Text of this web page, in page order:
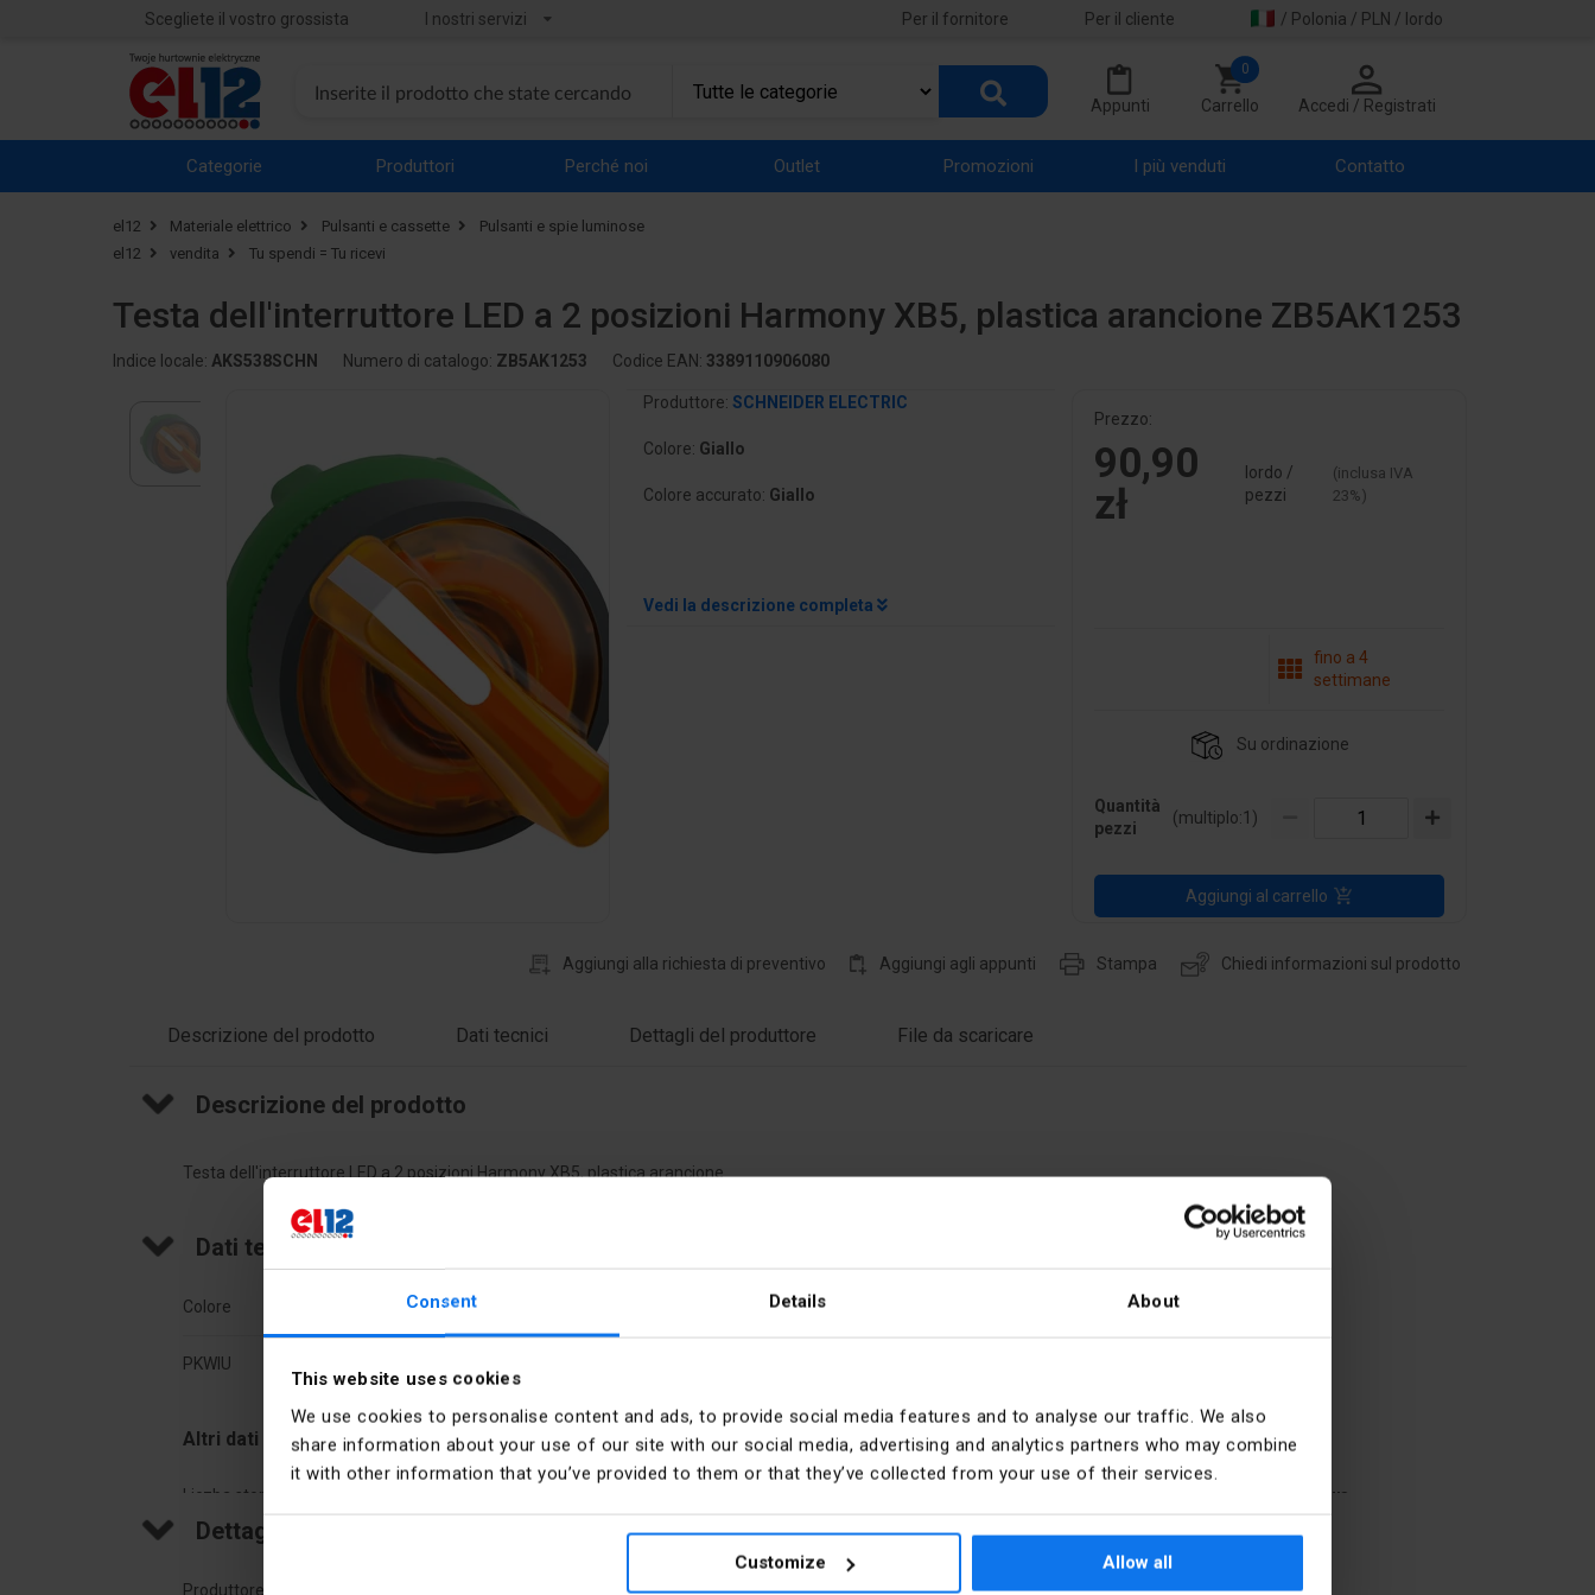
Consent Details About
This website uses cookies
We use cookies to personalise content and ads, to provide social media features and to analyse our traffic. We also
share information about your use of our site with our social media, advertising and analytics partners who may combine
it with other information that you’ve provided to them or that they’ve collected from your use of their services.
Customize Allow all
Scegliete il vostro grossista I nostri servizi Per il fornitore Per il cliente / Polonia / PLN / lordo
Appunti Carrello
0
Accedi / Registrati
Categorie Produttori Perché noi Outlet Promozioni I più venduti Contatto
el12 Materiale elettrico Pulsanti e cassette
Pulsanti e spie luminose
el12
vendita Tu spendi = Tu ricevi
Testa dell'interruttore LED a 2 posizioni Harmony XB5, plastica arancione ZB5AK1253
Indice locale: AKS538SCHN Numero di catalogo: ZB5AK1253 Codice EAN: 3389110906080
Produttore: SCHNEIDER ELECTRIC
Colore: Giallo
Colore accurato: Giallo
Vedi la descrizione completa
Prezzo:
90,90
zł
lordo /
pezzi
(inclusa IVA
23%)
fino a 4
settimane
Su ordinazione
Quantità
pezzi
(multiplo:1 )
Aggiungi al carrello
Aggiungi alla richiesta di preventivo Aggiungi agli appunti Stampa Chiedi informazioni sul prodotto
Descrizione del prodotto Dati tecnici Dettagli del produttore File da scaricare
Descrizione del prodotto
Testa dell'interruttore LED a 2 posizioni Harmony XB5, plastica arancione
Dati tecnici
Colore
PKWIU
Giallo
Altri dati tecnici
Liczba stopni przełączania Krótka rączka obrotowa
Pomarańczowy
Dettagli del produttore
Produttore Schneider Electric Polska